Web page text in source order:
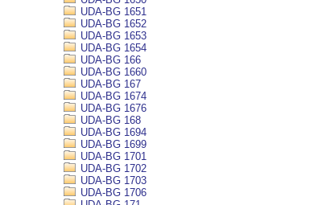
UDA-BG 1651
UDA-BG 1652
UDA-BG 1653
UDA-BG 1654
UDA-BG 166
UDA-BG 1660
UDA-BG 167
UDA-BG 1674
UDA-BG 1676
UDA-BG 168
UDA-BG 1694
UDA-BG 1699
UDA-BG 1701
UDA-BG 1702
UDA-BG 1703
UDA-BG 1706